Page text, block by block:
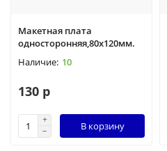
Макетная плата
односторонняя,80х120мм.
10
130 р
В корзину